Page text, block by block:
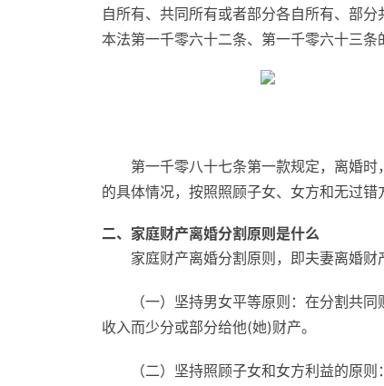
自所有、共同所有或者部分各自所有、部
本法第一千零六十二条、第一千零六十三条
第一千零八十七条第一款规定，离婚
的具体情况，按照照顾子女、女方和无过错
二、家庭财产离婚分割原则是什么
家庭财产离婚分割原则，即夫妻离婚财
（一）坚持男女平等原则：在分割共
收入而少分或部分给他(她)财产。
（二）坚持照顾子女和女方利益的原